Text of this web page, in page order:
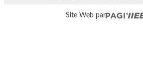
Site Web par